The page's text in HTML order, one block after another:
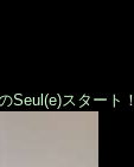
Seul(e)スタート！